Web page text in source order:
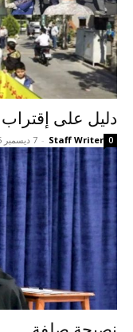
دليل على
Staff Writer
- 7 ديسمبر 2025 0